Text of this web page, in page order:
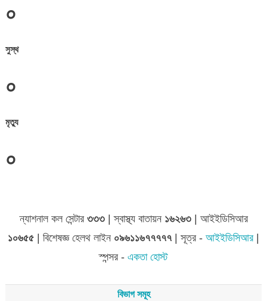
০
সুস্থ
০
মৃত্যু
০
ন্যাশনাল কল সেন্টার ৩৩৩| স্বাস্থ্য বাতায়ন ১৬২৬৩| আইইডিসিআর
১০৬৫৫ | বিশেষজ্ঞ হেলথ লাইন ০৯৬১১৬৭৭৭৭৭| সূত্র - আইইডিসিআর|
স্পন্সর - একতা হোস্ট
বিভাগ সমূহ